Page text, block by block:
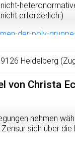
erforderlich.)
der-poly-
Heidelberg
von Christa
nehmen
sich über die